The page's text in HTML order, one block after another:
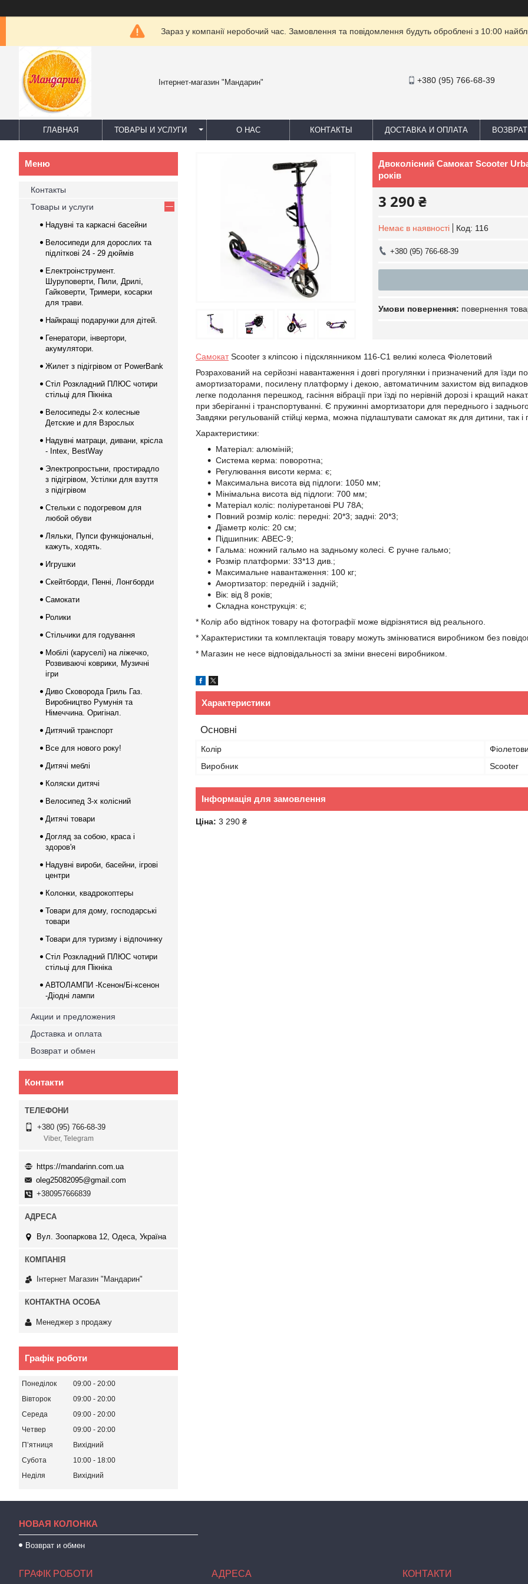
Зараз у компанії неробочий час. Замовлення та повідомлення будуть оброблені з 10:00
Інтернет-магазин "Мандарин" +380 (95) 766-68-39
ГЛАВНАЯ ТОВАРЫ И УСЛУГИ О НАС КОНТАКТЫ ДОСТАВКА И ОПЛАТА
Двоколісний Самокат Scooter
років
3 290 ₴
Немає в наявності Код: 116
+380 (95) 766-68-39
повернення
СамокатScooter з кліпсою і підсклянником 116-C1 великі колеса Фіолетовий
Розрахований на серйозні навантаження і довгі прогулянки і призначений для їзди
амортизаторами, посилену платформу і декою, автоматичним захистом від
легке подолання перешкод, гасіння вібрації при їзді по нерівній дорозі і кращий
при зберіганні і транспортуванні. Є пружинні амортизатори для переднього і
Завдяки регульованій стійці керма, можна підлаштувати самокат як для дитини, так і
Характеристики:
Матеріал: алюміній;
Система керма: поворотна;
Регулювання висоти керма: є;
Максимальна висота від підлоги: 1050 мм;
Мінімальна висота від підлоги: 700 мм;
Матеріал коліс: поліуретанові PU 78A;
Повний розмір коліс: передні: 20*3; задні: 20*3;
Діаметр коліс: 20 см;
Підшипник: ABEC-9;
Гальма: ножний гальмо на задньому колесі. Є ручне гальмо;
Розмір платформи: 33*13 див.;
Максимальне навантаження: 100 кг;
Амортизатор: передній і задній;
Вік: від 8 років;
Складна конструкція: є;
* Колір або відтінок товару на фотографії може відрізнятися від реального.
* Характеристики та комплектація товару можуть змінюватися виробником без
* Магазин не несе відповідальності за зміни внесені виробником.
Характеристики
Основні
Колір
Виробник
Scooter
Інформація для замовлення
Ціна: 3 290 ₴
Контакты
Товары и услуги
Надувні та каркасні басейни
Велосипеди для дорослих та
підліткові 24 - 29 дюймів
Електроінструмент.
Шуруповерти, Пили, Дрилі,
Гайковерти, Тримери, косарки
для трави.
Найкращі подарунки для дітей.
Генератори, інвертори,
акумулятори.
Жилет з підігрівом от PowerBank
Стіл Розкладний ПЛЮС чотири
стільці для Пікніка
Велосипеды 2-х колесные
Детские и для Взрослых
Надувні матраци, дивани, крісла
- Intex, BestWay
Электропростыни, простирадло
з підігрівом, Устілки для взуття
з підігрівом
Стельки с подогревом для
любой обуви
Ляльки, Пупси функціональні,
кажуть, ходять.
Игрушки
Скейтборди, Пенні, Лонгборди
Самокати
Ролики
Стільчики для годування
Мобілі (каруселі) на ліжечко,
Розвиваючі коврики, Музичні
ігри
Диво Сковорода Гриль Газ.
Виробництво Румунія та
Німеччина. Оригінал.
Дитячий транспорт
Все для нового року!
Дитячі меблі
Коляски дитячі
Велосипед 3-х колісний
Дитячі товари
Догляд за собою, краса і
здоров'я
Надувні вироби, басейни, ігрові
центри
Колонки, квадрокоптеры
Товари для дому, господарські
товари
Товари для туризму і відпочинку
Стіл Розкладний ПЛЮС чотири
стільці для Пікніка
АВТОЛАМПИ -Ксенон/Бі-ксенон
-Діодні лампи
Акции и предложения
Доставка и оплата
Возврат и обмен
Контакти
+380 (95) 766-68-39
Viber, Telegram
https://mandarinn.com.ua
oleg25082095@gmail.com
+380957666839
Вул. Зоопаркова 12, Одеса, Україна
Інтернет Магазин "Мандарин"
Менеджер з продажу
Графік роботи
Понеділок 09:00
20:00
Вівторок
09:00
20:00
Середа
09:00
20:00
Четвер
09:00
20:00
Пʼятниця
Вихідний
Субота
10:00
18:00
Неділя
Вихідний
НОВАЯ КОЛОНКА
Возврат и обмен
ГРАФІК РОБОТИ